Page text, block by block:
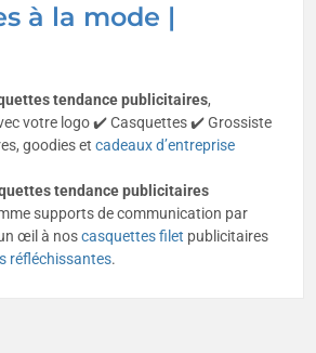
à la mode |
tendance publicitaires,
votre logo ✔️ Casquettes ✔️ Grossiste
goodies etcadeaux d’entreprise
tendance publicitaires
supports de communication par
un œil à noscasquettes filet publicitaires
réfléchissantes.